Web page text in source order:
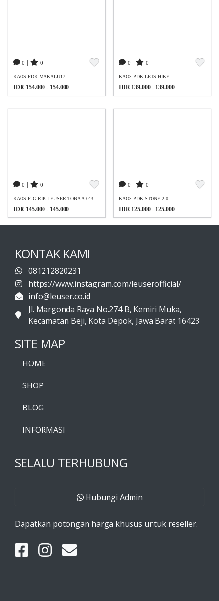
0 0
KAOS PDK MAKALU17
IDR 154.000 - 154.000
0 0
KAOS PDK LETS HIKE
IDR 139.000 - 139.000
0 0
KAOS PJG RIB LEUSER TOBA A-043
IDR 145.000 - 145.000
0 0
KAOS PDK STONE 2.0
IDR 125.000 - 125.000
KONTAK KAMI
081212820231
https://www.instagram.com/leuserofficial/
info@leuser.co.id
Jl. Margonda Raya No.274 B, Kemiri Muka,
Kecamatan Beji, Kota Depok, Jawa Barat 16423
SITE MAP
HOME
SHOP
BLOG
INFORMASI
SELALU TERHUBUNG
Hubungi Admin
Dapatkan potongan harga khusus untuk reseller.